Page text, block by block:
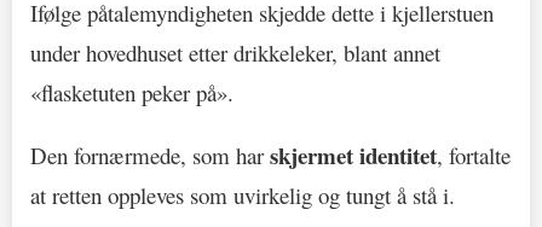
Ifølge påtalemyndigheten skjedde dette i kjellerstuen
under hovedhuset etter drikkeleker, blant annet
«flasketuten peker på».
Den fornærmede, som harskjermet identitet, fortalte
at retten oppleves som uvirkelig og tungt å stå i.